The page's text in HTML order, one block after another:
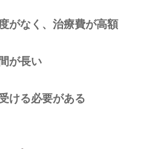
がなく、治療費が高額
が長い
ける必要がある